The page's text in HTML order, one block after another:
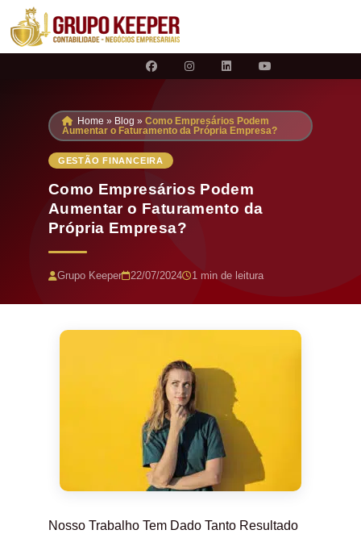
Home » Blog » Como Empresários Podem
Aumentar o Faturamento da Própria Empresa?
GESTÃO FINANCEIRA
Como Empresários Podem
Aumentar o Faturamento da
Própria Empresa?
Grupo Keeper 22/07/2024 1 min de leitura
Nosso Trabalho Tem Dado Tanto Resultado